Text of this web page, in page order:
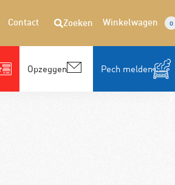
Contact Zoeken Winkelwagen 0
Opzeggen Pech melden